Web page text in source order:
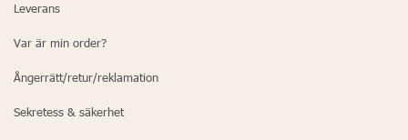
Leverans
Var är min order?
Ångerrätt/retur/reklamation
Sekretess & säkerhet